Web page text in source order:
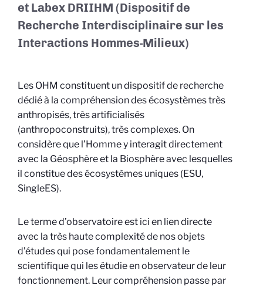
et Labex DRIIHM (Dispositif de
Recherche Interdisciplinaire sur les
Interactions Hommes-Milieux)
Les OHM constituent un dispositif de recherche
dédié à la compréhension des écosystèmes très
anthropisés, très artificialisés
(anthropoconstruits), très complexes. On
considère que l’Homme y interagit directement
avec la Géosphère et la Biosphère avec lesquelles
il constitue des écosystèmes uniques (ESU,
SingleES).
Le terme d’observatoire est ici en lien directe
avec la très haute complexité de nos objets
d’études qui pose fondamentalement le
scientifique qui les étudie en observateur de leur
fonctionnement. Leur compréhension passe par